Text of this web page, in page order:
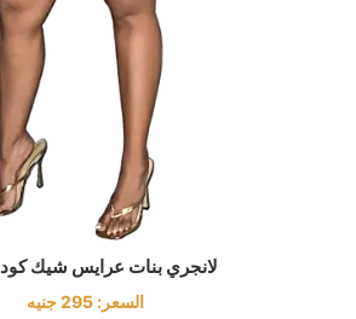
لانجري بنات عرايس شيك كود 9601
السعر:295 جنيه